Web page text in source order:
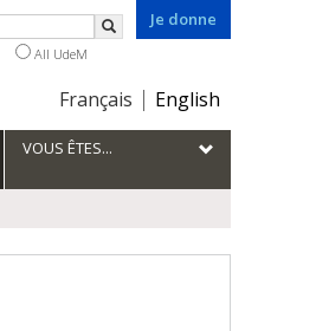
Je donne
Choix
la
langue
Français English
Search
All UdeM
VOUS ÊTES...